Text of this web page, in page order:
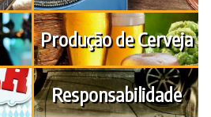
Produção de Cerveja
Responsabilidade